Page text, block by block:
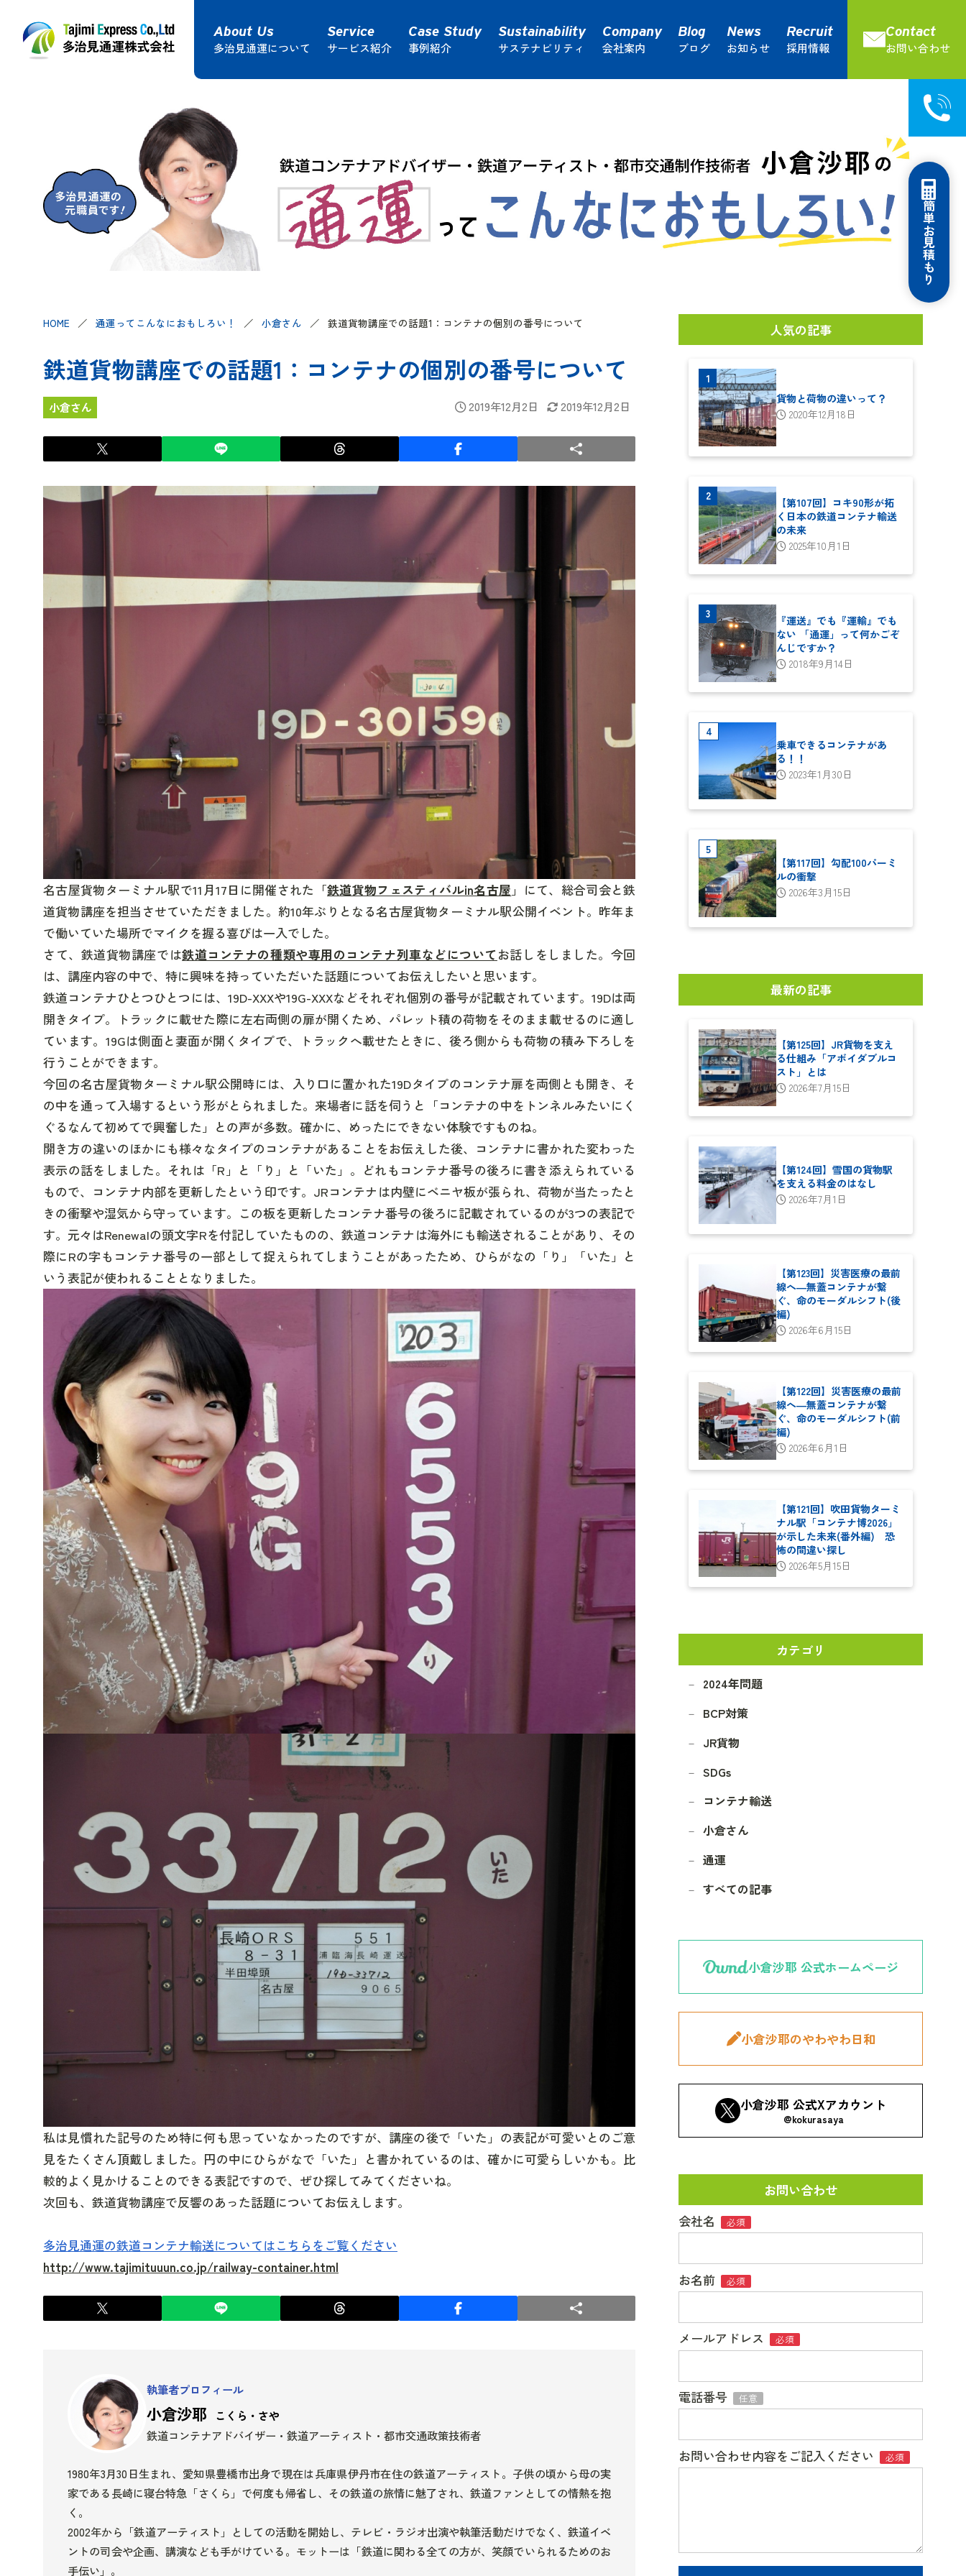
多治見通運について サービス紹介
鉄道コンテナ輸送
事例紹介 サステナビリティ 会社案内 ブログ お知らせ 採用情報 お問い合わせ
簡単お見積もり
HOME 通運ってこんなにおもしろい！ 小倉さん 鉄道貨物講座での話題1：コンテナの個別の番号について
鉄道貨物講座での話題1：コンテナの個別の番号について
小倉さん 2019年12月2日 2019年12月2日
名古屋貨物ターミナル駅で11月17日に開催された「鉄道貨物フェスティバルin名古屋 」にて、総合司会と鉄
道貨物講座を担当させていただきました。 約10年ぶりとなる名古屋貨物ターミナル駅公開イベント。昨年ま
で働いていた場所でマイクを握る喜びは一入でした。
さて、 鉄道貨物講座では鉄道コンテナの種類や専用のコンテナ列車などについてお話しをしました。今回
は、講座内容の中で、特に興味を持っていただいた話題についてお伝えしたいと思います。
鉄道コンテナひとつひとつには、19D-XXXや19G-XXXなどそれぞれ個別の番号が記載されています。19Dは両
開きタイプ。トラックに載せた際に左右両側の扉が開くため、 パレット積の荷物をそのまま載せるのに適し
ています。 19Gは側面と妻面が開くタイプで、トラックへ載せたときに、後ろ側からも荷物の積み下ろしを
行うことができます。
今回の名古屋貨物ターミナル駅公開時には、入り口に置かれた19Dタイプのコンテナ扉を両側とも開き、そ
の中を通って入場するという形がとられました。来場者に話を伺うと 「コンテナの中をトンネルみたいにく
ぐるなんて初めてで興奮した」 との声が多数。確かに、めったにできない体験ですものね。
開き方の違いのほかにも様々なタイプのコンテナがあることをお伝えした後、 コンテナに書かれた変わった
表示の話をしました。それは 「R」 と 「り」 と 「いた」 。どれもコンテナ番号の後ろに書き添えられている
もので、コンテナ内部を更新したという印です。 JRコンテナは内壁にベニヤ板が張られ、荷物が当たったと
きの衝撃や湿気から守っています。この板を更新したコンテナ番号の後ろに記載されているのが3つの表記で
す。元々はRenewalの頭文字Rを付記していたものの、鉄道コンテナは海外にも輸送されることがあり、その
際にRの字もコンテナ番号の一部として捉えられてしまうことがあったため、ひらがなの「り」「いた」と
いう表記が使われることとなりました。
私は見慣れた記号のため特に何も思っていなかったのですが、講座の後で「いた」の表記が可愛いとのご意
見をたくさん頂戴しました。円の中にひらがなで「いた」と書かれているのは、確かに可愛らしいかも。比
較的よく見かけることのできる表記ですので、ぜひ探してみてくださいね。
次回も、鉄道貨物講座で反響のあった話題についてお伝えします。
多治見通運の鉄道コンテナ輸送についてはこちらをご覧ください
http://www.tajimituuun.co.jp/railway-container.html
執筆者プロフィール
小倉沙耶
こくら・さや
鉄道コンテナアドバイザー・鉄道アーティスト・都市交通政策技術者
1980年3月30日生まれ、愛知県豊橋市出身で現在は兵庫県伊丹市在住の鉄道アーティスト。子供の頃から母の実
家である長崎に寝台特急「さくら」で何度も帰省し、その鉄道の旅情に魅了され、鉄道ファンとしての情熱を抱
く。
2002年から「鉄道アーティスト」としての活動を開始し、テレビ・ラジオ出演や執筆活動だけでなく、鉄道イベ
ントの司会や企画、講演なども手がけている。モットーは「鉄道に関わる全ての方が、笑顔でいられるためのお
手伝い」。
人気の記事
貨物と荷物の違いって？
2020年12月18日
【第107回】コキ90形が拓
く日本の鉄道コンテナ輸送
の未来
2025年10月1日
『運送』でも『運輸』でも
ない 「通運」って何かごぞ
んじですか？
2018年9月14日
乗車できるコンテナがあ
る！！
2023年1月30日
【第117回】勾配100パーミ
ルの衝撃
2026年3月15日
最新の記事
【第125回】JR貨物を支え
る仕組み「アボイダブルコ
スト」とは
2026年7月15日
【第124回】雪国の貨物駅
を支える料金のはなし
2026年7月1日
【第123回】災害医療の最前
線へ―無蓋コンテナが繋
ぐ、命のモーダルシフト(後
編)
2026年6月15日
【第122回】災害医療の最前
線へ―無蓋コンテナが繋
ぐ、命のモーダルシフト(前
編)
2026年6月1日
【第121回】吹田貨物ターミ
ナル駅「コンテナ博2026」
が示した未来(番外編) 恐
怖の間違い探し
2026年5月15日
カテゴリ
2024年問題
BCP対策
JR貨物
SDGs
コンテナ輸送
小倉さん
通運
すべての記事
小倉沙耶 公式ホームページ
小倉沙耶のやわやわ日和
小倉沙耶 公式Xアカウント
@kokurasaya
お問い合わせ
会社名
必須
お名前 必須
メールアドレス 必須
電話番号 任意
お問い合わせ内容をご記入ください 必須